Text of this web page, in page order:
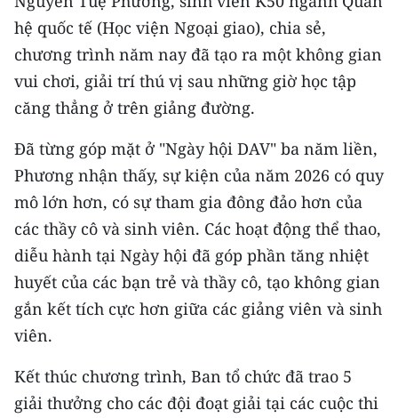
hệ quốc tế (Học viện Ngoại giao), chia sẻ,
chương trình năm nay đã tạo ra một không gian
vui chơi, giải trí thú vị sau những giờ học tập
căng thẳng ở trên giảng đường.
Đã từng góp mặt ở "Ngày hội DAV" ba năm liền,
Phương nhận thấy, sự kiện của năm 2026 có quy
mô lớn hơn, có sự tham gia đông đảo hơn của
các thầy cô và sinh viên. Các hoạt động thể thao,
diễu hành tại Ngày hội đã góp phần tăng nhiệt
huyết của các bạn trẻ và thầy cô, tạo không gian
gắn kết tích cực hơn giữa các giảng viên và sinh
viên.
Kết thúc chương trình, Ban tổ chức đã trao 5
giải thưởng cho các đội đoạt giải tại các cuộc thi